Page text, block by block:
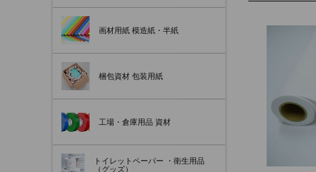
画材用紙 模造紙・半紙
梱包資材 包装用紙
工場・倉庫用品 資材
トイレットペーパー ・衛生用品
（グッズ）